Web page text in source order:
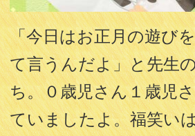
「今日はお正月の遊び
て言うんだよ」と先生
ち。０歳児さん１歳児
ていましたよ。福笑い